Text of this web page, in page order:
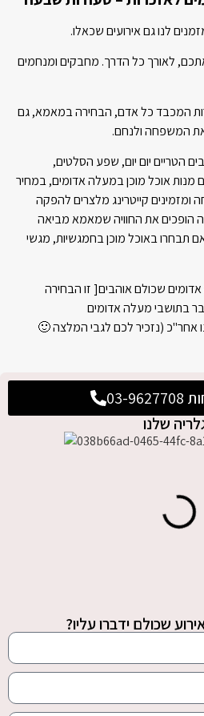
שלנו
שכולם ידברו עליו?
לנו גם אירועים שכאלו.
לאורך כל הדרך. מחבקים ומנחמים
המכבד כל אדם, הבחירה במאמא, גם
המשפחה ולנחם.
הטריים יום יום, שפע הסלטים,
מנות אוכל מוכן במעלה אדומים, במחיר
קייטרינג מלצרים להפקה
את החוויה שמאמא מביאה
תבחרו באוכל מוכן בחמגשיות, מגשי
שכולם אוהבים[ זו הבחירה
בתושבי מעלה אדומים
אחר"כ (נזכיר לכם לגבי המלצה 🙂